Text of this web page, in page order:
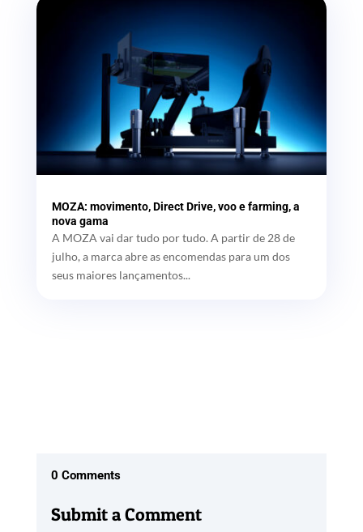
MOZA: movimento, Direct Drive, voo e farming, a
nova gama
A MOZA vai dar tudo por tudo. A partir de 28 de
julho, a marca abre as encomendas para um dos
seus maiores lançamentos...
0 Comments
Submit a Comment